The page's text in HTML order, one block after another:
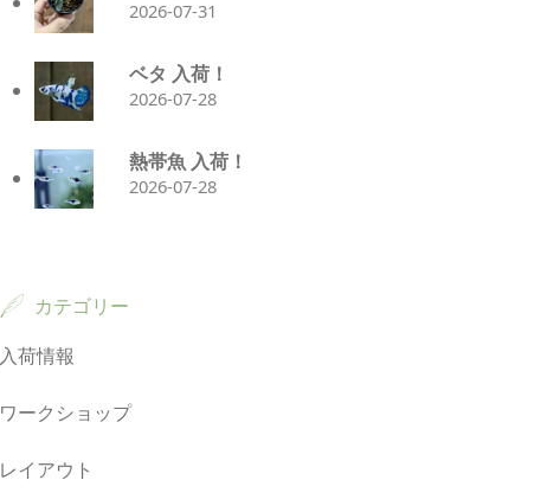
2026-07-31
ベタ 入荷！
2026-07-28
熱帯魚 入荷！
2026-07-28
カテゴリー
入荷情報
ワークショップ
レイアウト